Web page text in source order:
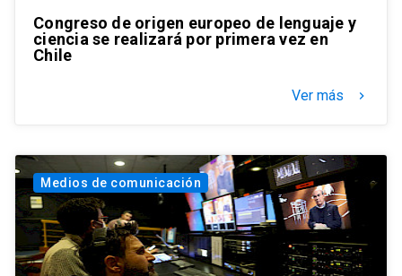
Congreso de origen europeo de lenguaje y
ciencia se realizará por primera vez en
Chile
Ver más keyboard_arrow_right
Medios de comunicación